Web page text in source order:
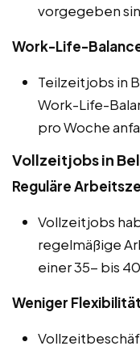
vorgegeben
Work-Life-
Teilzeitjobs in
Work-Life-
pro Woche
Vollzeitjobs in
Reguläre
Vollzeitjobs
regelmäßige
einer 35- bis
Weniger Flexibilität